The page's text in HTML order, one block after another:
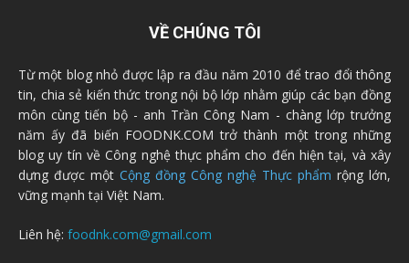
VỀ CHÚNG TÔI
Từ một blog nhỏ được lập ra đầu năm 2010 để trao đổi thông
tin, chia sẻ kiến thức trong nội bộ lớp nhằm giúp các bạn đồng
môn cùng tiến bộ - anh Trần Công Nam - chàng lớp trưởng
năm ấy đã biến FOODNK.COM trở thành một trong những
blog uy tín về Công nghệ thực phẩm cho đến hiện tại, và xây
dựng được một Cộng đồng Công nghệ Thực phẩm rộng lớn,
vững mạnh tại Việt Nam.
Liên hệ: foodnk.com@gmail.com